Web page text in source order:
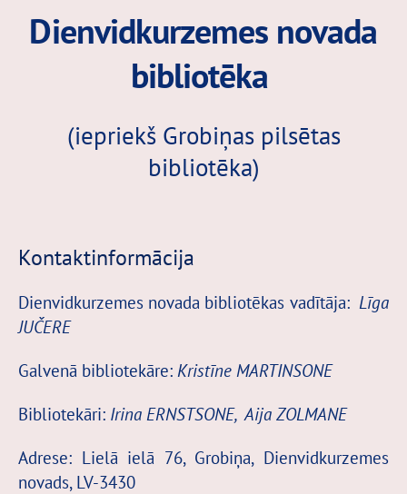
Dienvidkurzemes novada
bibliotēka
(iepriekš Grobiņas pilsētas
bibliotēka)
Kontaktinformācija
Dienvidkurzemes novada bibliotēkas vadītāja: Līga
JUČERE
Galvenā bibliotekāre: Kristīne MARTINSONE
Bibliotekāri: Irina ERNSTSONE, Aija ZOLMANE
Adrese: Lielā ielā 76, Grobiņa, Dienvidkurzemes
novads, LV-3430